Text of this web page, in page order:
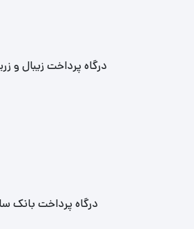
درگاه پرداخت زیبال و
درگاه پرداخت بانک